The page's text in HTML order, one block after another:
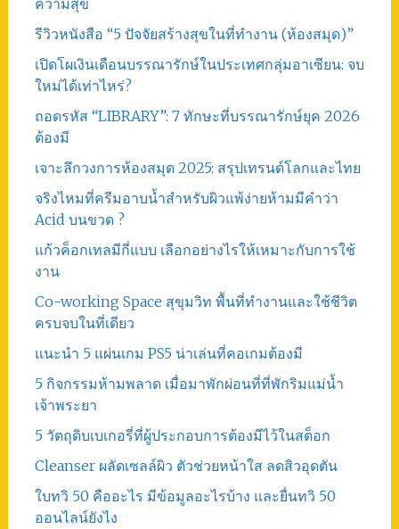
ความสุข
รีวิวหนังสือ “5 ปัจจัยสร้างสุขในที่ทำงาน (ห้องสมุด)”
เปิดโผเงินเดือนบรรณารักษ์ในประเทศกลุ่มอาเซียน: จบ
ใหม่ได้เท่าไหร่?
ถอดรหัส “LIBRARY”: 7 ทักษะที่บรรณารักษ์ยุค 2026
ต้องมี
เจาะลึกวงการห้องสมุด 2025: สรุปเทรนด์โลกและไทย
จริงไหมที่ครีมอาบน้ำสำหรับผิวแพ้ง่ายห้ามมีคำว่า
Acid บนขวด ?
แก้วค็อกเทลมีกี่แบบ เลือกอย่างไรให้เหมาะกับการใช้
งาน
Co-working Space สุขุมวิท พื้นที่ทำงานและใช้ชีวิต
ครบจบในที่เดียว
แนะนำ 5 แผ่นเกม PS5 น่าเล่นที่คอเกมต้องมี
5 กิจกรรมห้ามพลาด เมื่อมาพักผ่อนที่ที่พักริมแม่น้ำ
เจ้าพระยา
5 วัตถุดิบเบเกอรี่ที่ผู้ประกอบการต้องมีไว้ในสต็อก
Cleanser ผลัดเซลล์ผิว ตัวช่วยหน้าใส ลดสิวอุดตัน
ใบทวิ 50 คืออะไร มีข้อมูลอะไรบ้าง และยื่นทวิ 50
ออนไลน์ยังไง